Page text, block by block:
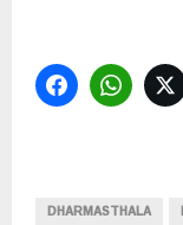
Facebook
DHARMASTHALA